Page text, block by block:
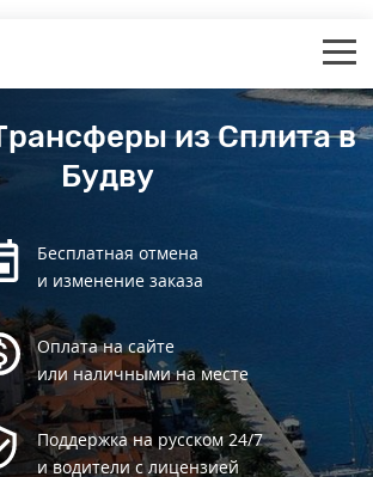
из Сплита в
Будву
Бесплатная отмена
и изменение заказа
Оплата на сайте
или наличными на месте
Поддержка на русском 24/7
и водители с лицензией